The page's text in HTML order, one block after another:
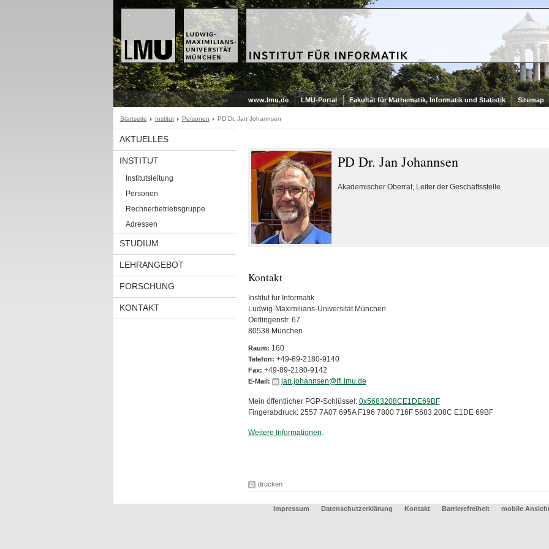
www.lmu.de LMU-Portal Fakultät für Mathematik, Informatik und Statistik Sitemap
Startseite Institut Personen PD Dr. Jan Johannsen
AKTUELLES
INSTITUT
Institutsleitung
Personen
Rechnerbetriebsgruppe
Adressen
STUDIUM
LEHRANGEBOT
FORSCHUNG
KONTAKT
PD Dr. Jan Johannsen
Akademischer Oberrat, Leiter der Geschäftsstelle
Kontakt
Institut für Informatik
Ludwig-Maximilians-Universität München
Oettingenstr. 67
80538 München
Raum: 160
Telefon: +49-89-2180-9140
Fax: +49-89-2180-9142
E-Mail: jan.johannsen@ifi.lmu.de
Mein öffentlicher PGP-Schlüssel: 0x5683208CE1DE69BF
Fingerabdruck: 2557 7A07 695A F196 7800 716F 5683 208C E1DE 69BF
Weitere Informationen.
drucken
Impressum Datenschutzerklärung Kontakt Barrierefreiheit mobile